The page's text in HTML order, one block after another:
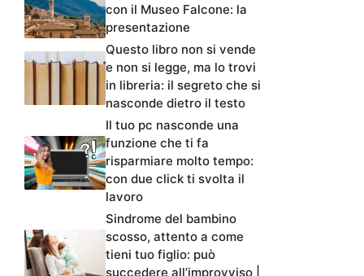
con il Museo Falcone: la
presentazione
Questo libro non si vende
e non si legge, ma lo trovi
in libreria: il segreto che si
nasconde dietro il testo
Il tuo pc nasconde una
funzione che ti fa
risparmiare molto tempo:
con due click ti svolta il
lavoro
Sindrome del bambino
scosso, attento a come
tieni tuo figlio: può
succedere all’improvviso |